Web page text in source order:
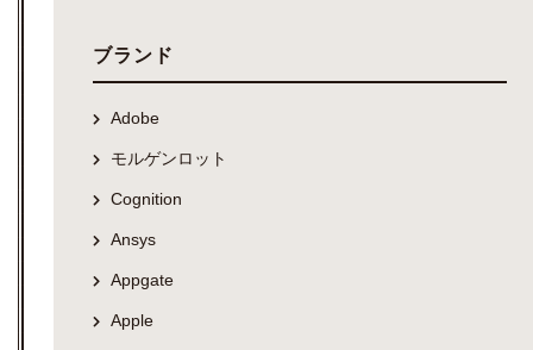
ブランド
Adobe
モルゲンロット
Cognition
Ansys
Appgate
Apple